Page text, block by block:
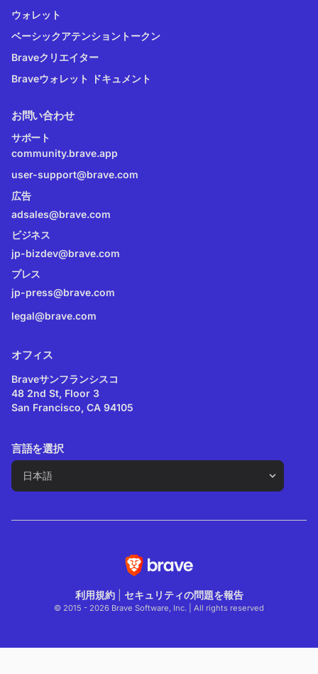
ウォレット
ベーシックアテンショントークン
Braveクリエイター
Braveウォレット ドキュメント
お問い合わせ
サポート
community.brave.app
user-support@brave.com
広告
adsales@brave.com
ビジネス
jp-bizdev@brave.com
プレス
jp-press@brave.com
legal@brave.com
オフィス
Braveサンフランシスコ
48 2nd St, Floor 3
San Francisco, CA 94105
言語を選択
利用規約| セキュリティの問題を報告
© 2015 - 2026 Brave Software, Inc. | All rights reserved